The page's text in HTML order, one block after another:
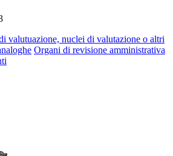
valutuazione, nuclei di valutazione o altri
Organi di revisione amministrativa